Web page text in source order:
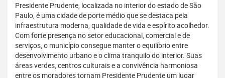
Presidente Prudente, localizada no interior do estado de São
Paulo, é uma cidade de porte médio que se destaca pela
infraestrutura moderna, qualidade de vida e espírito acolhedor.
Com forte presença no setor educacional, comercial e de
serviços, o município consegue manter o equilíbrio entre
desenvolvimento urbano e o clima tranquilo do interior. Suas
áreas verdes, centros culturais e a convivência harmoniosa
entre os moradores tornam Presidente Prudente um lugar